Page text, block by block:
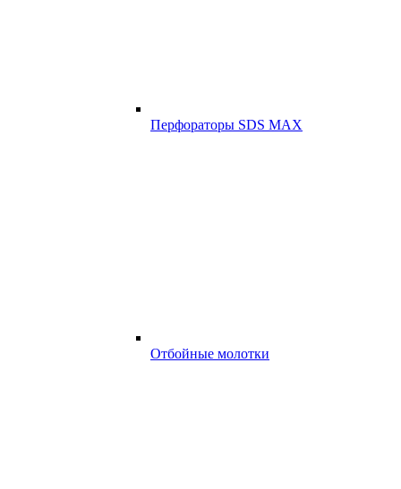
Перфораторы SDS MAX
Отбойные молотки